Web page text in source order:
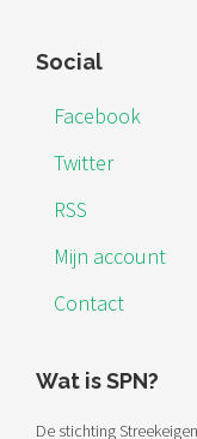
Footer
Social
Facebook
Twitter
RSS
Mijn account
Contact
Wat is SPN?
De stichting